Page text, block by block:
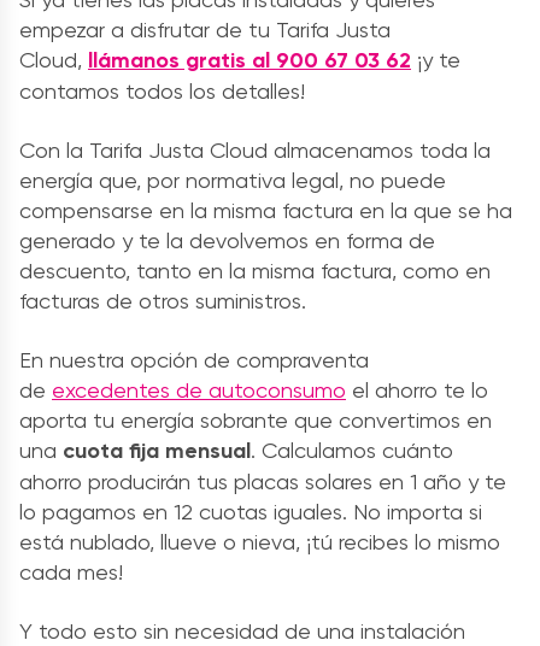
empezar a disfrutar de tu Tarifa Justa
Cloud, llámanos gratis al 900 67 03 62 ¡y te
contamos todos los detalles!
Con la Tarifa Justa Cloud almacenamos toda la
energía que, por normativa legal, no puede
compensarse en la misma factura en la que se ha
generado y te la devolvemos en forma de
descuento, tanto en la misma factura, como en
facturas de otros suministros.
En nuestra opción de compraventa
de excedentes de autoconsumo el ahorro te lo
aporta tu energía sobrante que convertimos en
una cuota fija mensual. Calculamos cuánto
ahorro producirán tus placas solares en 1 año y te
lo pagamos en 12 cuotas iguales. No importa si
está nublado, llueve o nieva, ¡tú recibes lo mismo
cada mes!
Y todo esto sin necesidad de una instalación